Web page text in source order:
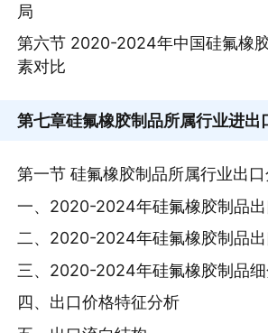
局
第六节 2020-2024年中国硅氟橡
素对比
第七章硅氟橡胶制品所属行业进出
第一节 硅氟橡胶制品所属行业出
一、2020-2024年硅氟橡胶制品
二、2020-2024年硅氟橡胶制品
三、2020-2024年硅氟橡胶制品
四、出口价格特征分析